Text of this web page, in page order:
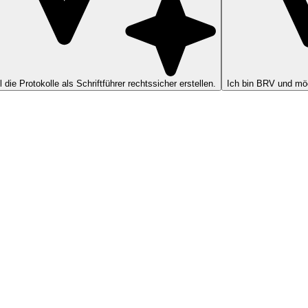
die Protokolle als Schriftführer rechtssicher erstellen. Ich bin BRV und